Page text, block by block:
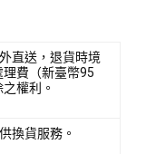
直送，退貨時境
費（新臺幣95
權利。
換貨服務。